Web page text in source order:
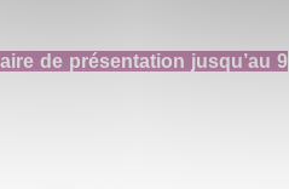
de présentation jusqu’au 9